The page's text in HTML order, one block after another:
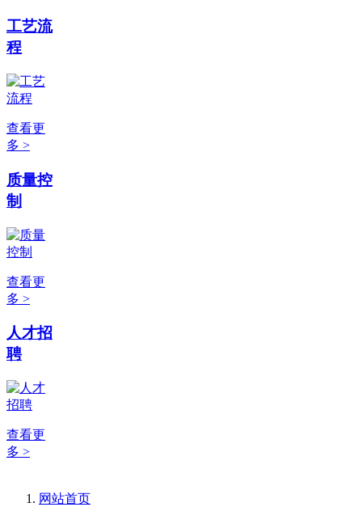
工艺流
程
查看更
多 >
质量控
制
查看更
多 >
人才招
聘
查看更
多 >
网站首页